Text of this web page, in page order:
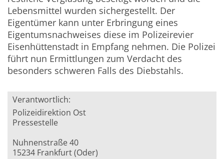
Lebensmittel wurden sichergestellt. Der
Eigentümer kann unter Erbringung eines
Eigentumsnachweises diese im Polizeirevier
Eisenhüttenstadt in Empfang nehmen. Die Polizei
führt nun Ermittlungen zum Verdacht des
besonders schweren Falls des Diebstahls.
Verantwortlich:
Polizeidirektion Ost
Pressestelle
Nuhnenstraße 40
15234 Frankfurt (Oder)